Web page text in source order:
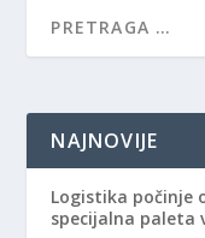
NAJNOVIJE
Logistika počinje
specijalna paleta